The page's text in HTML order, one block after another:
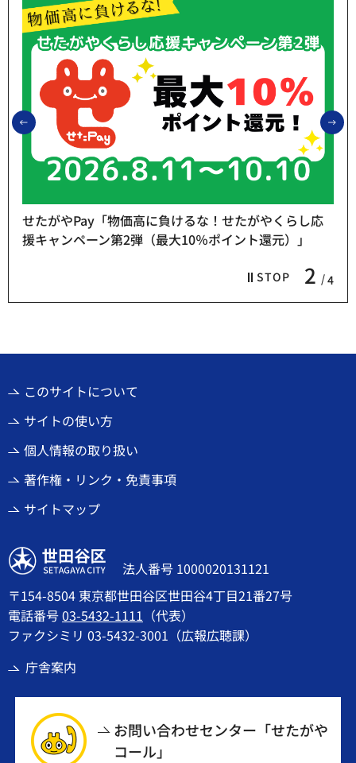
前のスライドを表示
STOP 3 4
らし応
）」
熱中症予防「お休み処」をご利用ください
このサイトについて
サイトの使い方
個人情報の取り扱い
著作権・リンク・免責事項
サイトマップ
世田谷区
法人番号 1000020131121
〒154-8504 東京都世田谷区世田谷4丁目21番27号
電話番号03-5432-1111 （代表）
ファクシミリ 03-5432-3001（広報広聴課）
庁舎案内
お問い合わせセンター「せたがや
コール」